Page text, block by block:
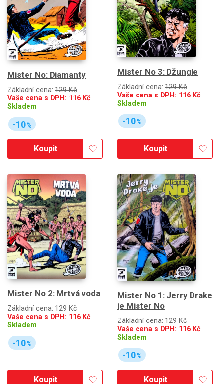
Mister No: Diamanty
Základní cena: 129 Kč
Vaše cena s DPH: 116 Kč
Skladem
-10%
Koupit
Mister No 3: Džungle
Základní cena: 129 Kč
Vaše cena s DPH: 116 Kč
Skladem
-10%
Koupit
Mister No 2: Mrtvá voda
Základní cena: 129 Kč
Vaše cena s DPH: 116 Kč
Skladem
-10%
Koupit
Mister No 1: Jerry Drake
je Mister No
Základní cena: 129 Kč
Vaše cena s DPH: 116 Kč
Skladem
-10%
Koupit